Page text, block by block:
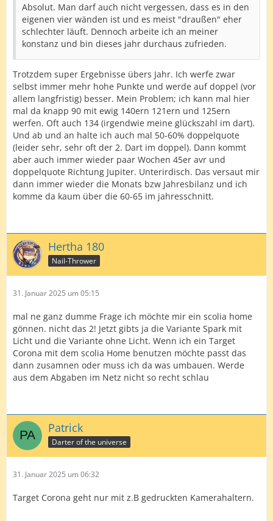
Absolut. Man darf auch nicht vergessen, dass es in den
eigenen vier wänden ist und es meist "draußen" eher
schlechter läuft. Dennoch arbeite ich an meiner
konstanz und bin dieses jahr durchaus zufrieden.
Trotzdem super Ergebnisse übers Jahr. Ich werfe zwar
selbst immer mehr hohe Punkte und werde auf doppel (vor
allem langfristig) besser. Mein Problem; ich kann mal hier
mal da knapp 90 mit ewig 140ern 121ern und 125ern
werfen. Oft auch 134 (irgendwie meine glückszahl im dart).
Und ab und an halte ich auch mal 50-60% doppelquote
(leider sehr, sehr oft der 2. Dart im doppel). Dann kommt
aber auch immer wieder paar Wochen 45er avr und
doppelquote Richtung Jupiter. Unterirdisch. Das versaut mir
dann immer wieder die Monats bzw Jahresbilanz und ich
komme da kaum über die 60-65 im jahresschnitt.
Hertha 180
Nail-Thrower
31. Januar 2025 um 05:15
mal ne ganz dumme Frage ich möchte mir ein scolia home
gönnen. nicht das 2! Jetzt gibts ja die Variante Spark mit
Licht und die Variante ohne Licht. Wenn ich ein Target
Corona mit dem scolia Home benutzen möchte passt das
dann zusamnen oder muss ich da was umbauen. Werde
aus dem Abgaben im Netz nicht so recht schlau
Patrick
Darter of the universe
31. Januar 2025 um 06:32
Target Corona geht nur mit z.B gedruckten Kamerahaltern.